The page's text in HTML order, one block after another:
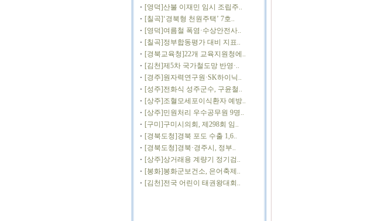
[영덕]산불 이재민 임시 조립주..
[칠곡]‘경북형 천원주택’ 7호..
[영덕]여름철 폭염·수상안전사..
[칠곡]정부합동평가 대비 지표..
[경북교육청]22개 교육지원청에..
[김천]제5차 국가철도망 반영·..
[경주]원자력연구원·SK하이닉..
[성주]전화식 성주군수, 구윤철..
[상주]조혈모세포이식환자 예방..
[상주]민원처리 우수공무원 9명..
[구미]구미시의회, 제298회 임..
[경북도청]경북 포도 수출 1,6..
[경북도청]경북·경주시, 정부..
[상주]상거래용 계량기 정기검..
[봉화]봉화군보건소, 은어축제..
[김천]전국 어린이 태권왕대회..